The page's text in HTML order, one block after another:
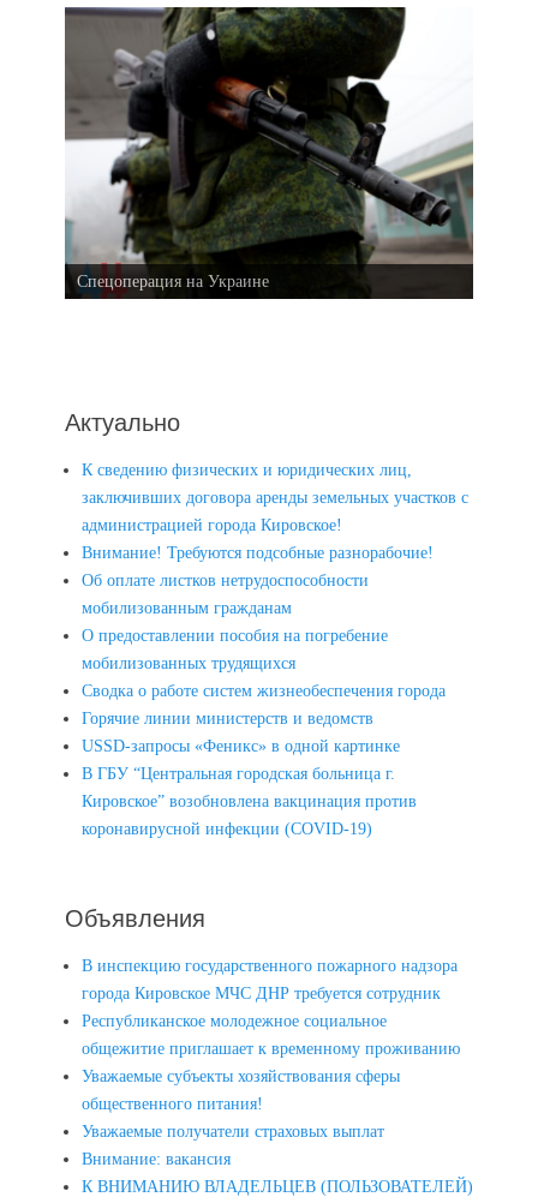
Спецоперация на Украине
Актуально
К сведению физических и юридических лиц,
заключивших договора аренды земельных участков с
администрацией города Кировское!
Внимание! Требуются подсобные разнорабочие!
Об оплате листков нетрудоспособности
мобилизованным гражданам
О предоставлении пособия на погребение
мобилизованных трудящихся
Сводка о работе систем жизнеобеспечения города
Горячие линии министерств и ведомств
USSD-запросы «Феникс» в одной картинке
В ГБУ “Центральная городская больница г.
Кировское” возобновлена вакцинация против
коронавирусной инфекции (COVID-19)
Объявления
В инспекцию государственного пожарного надзора
города Кировское МЧС ДНР требуется сотрудник
Республиканское молодежное социальное
общежитие приглашает к временному проживанию
Уважаемые субъекты хозяйствования сферы
общественного питания!
Уважаемые получатели страховых выплат
Внимание: вакансия
К ВНИМАНИЮ ВЛАДЕЛЬЦЕВ (ПОЛЬЗОВАТЕЛЕЙ)